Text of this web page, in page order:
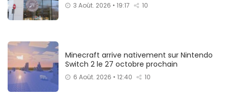
3 Août. 2026 • 19:17 10
Minecraft arrive nativement sur Nintendo
Switch 2 le 27 octobre prochain
6 Août. 2026 • 12:40 10